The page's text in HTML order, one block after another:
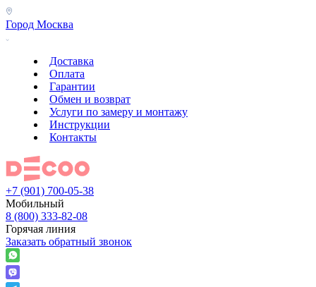
Город Москва
Доставка
Оплата
Гарантии
Обмен и возврат
Услуги по замеру и монтажу
Инструкции
Контакты
+7 (901) 700-05-38
Мобильный
8 (800) 333-82-08
Горячая линия
Заказать обратный звонок